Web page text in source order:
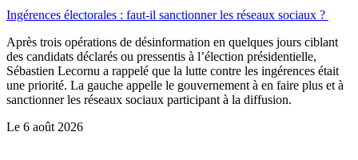
Ingérences électorales : faut-il sanctionner les réseaux sociaux ?
Après trois opérations de désinformation en quelques jours ciblant
des candidats déclarés ou pressentis à l’élection présidentielle,
Sébastien Lecornu a rappelé que la lutte contre les ingérences était
une priorité. La gauche appelle le gouvernement à en faire plus et à
sanctionner les réseaux sociaux participant à la diffusion.
Le 6 août 2026